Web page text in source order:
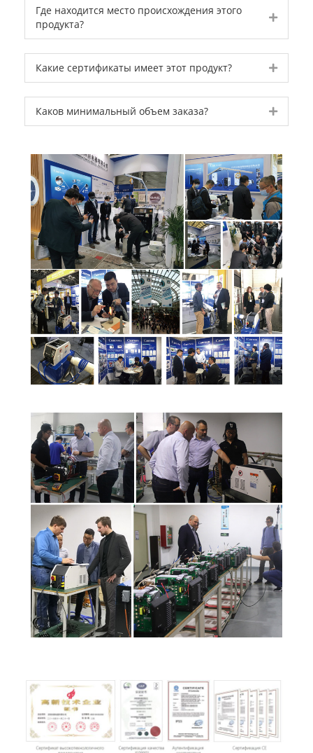
Где находится место происхождения этого
продукта?
Expand
Какие сертификаты имеет этот продукт? Expand
Каков минимальный объем заказа? Expand